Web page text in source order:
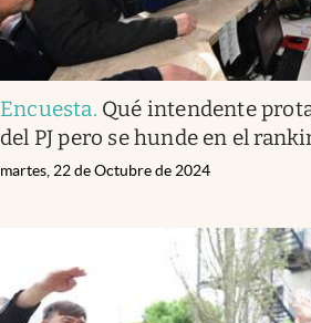
Encuesta. Qué intendente
del PJ pero se hunde en el
martes, 22 de Octubre de 2024